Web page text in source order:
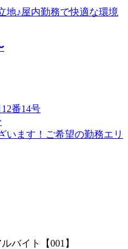
♪屋内勤務で快適な環境
番14号
ます！ご希望の勤務エリ
バイト【001】